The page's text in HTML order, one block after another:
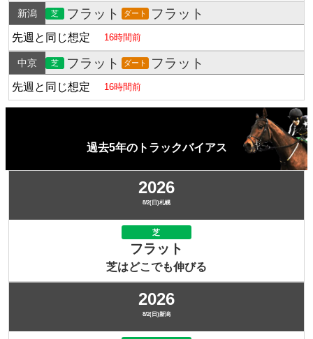
新潟 芝 フラット ダート フラット
先週と同じ想定 16時間前
中京 芝 フラット ダート フラット
先週と同じ想定 16時間前
過去5年のトラックバイアス
2026
8/2(日)札幌
芝
フラット
芝はどこでも伸びる
2026
8/2(日)新潟